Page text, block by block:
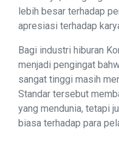
lebih besar terhadap
apresiasi terhadap
Bagi industri hiburan
menjadi pengingat
sangat tinggi masih
Standar tersebut
yang mendunia, tetapi
biasa terhadap para